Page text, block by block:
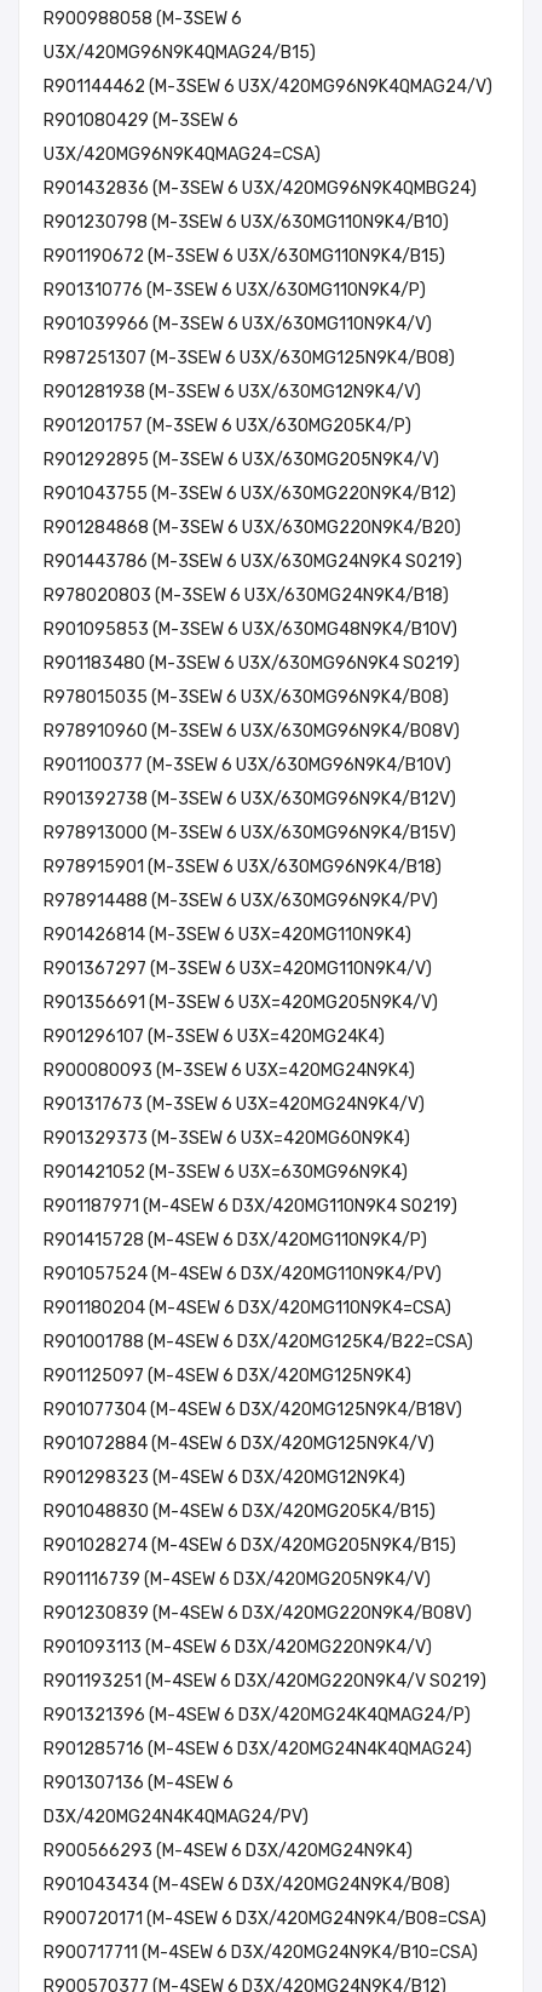
R900988058 (M-3SEW 6
U3X/420MG96N9K4QMAG24/B15)
R901144462 (M-3SEW 6 U3X/420MG96N9K4QMAG24/V)
R901080429 (M-3SEW 6
U3X/420MG96N9K4QMAG24=CSA)
R901432836 (M-3SEW 6 U3X/420MG96N9K4QMBG24)
R901230798 (M-3SEW 6 U3X/630MG110N9K4/B10)
R901190672 (M-3SEW 6 U3X/630MG110N9K4/B15)
R901310776 (M-3SEW 6 U3X/630MG110N9K4/P)
R901039966 (M-3SEW 6 U3X/630MG110N9K4/V)
R987251307 (M-3SEW 6 U3X/630MG125N9K4/B08)
R901281938 (M-3SEW 6 U3X/630MG12N9K4/V)
R901201757 (M-3SEW 6 U3X/630MG205K4/P)
R901292895 (M-3SEW 6 U3X/630MG205N9K4/V)
R901043755 (M-3SEW 6 U3X/630MG220N9K4/B12)
R901284868 (M-3SEW 6 U3X/630MG220N9K4/B20)
R901443786 (M-3SEW 6 U3X/630MG24N9K4 SO219)
R978020803 (M-3SEW 6 U3X/630MG24N9K4/B18)
R901095853 (M-3SEW 6 U3X/630MG48N9K4/B10V)
R901183480 (M-3SEW 6 U3X/630MG96N9K4 SO219)
R978015035 (M-3SEW 6 U3X/630MG96N9K4/B08)
R978910960 (M-3SEW 6 U3X/630MG96N9K4/B08V)
R901100377 (M-3SEW 6 U3X/630MG96N9K4/B10V)
R901392738 (M-3SEW 6 U3X/630MG96N9K4/B12V)
R978913000 (M-3SEW 6 U3X/630MG96N9K4/B15V)
R978915901 (M-3SEW 6 U3X/630MG96N9K4/B18)
R978914488 (M-3SEW 6 U3X/630MG96N9K4/PV)
R901426814 (M-3SEW 6 U3X=420MG110N9K4)
R901367297 (M-3SEW 6 U3X=420MG110N9K4/V)
R901356691 (M-3SEW 6 U3X=420MG205N9K4/V)
R901296107 (M-3SEW 6 U3X=420MG24K4)
R900080093 (M-3SEW 6 U3X=420MG24N9K4)
R901317673 (M-3SEW 6 U3X=420MG24N9K4/V)
R901329373 (M-3SEW 6 U3X=420MG60N9K4)
R901421052 (M-3SEW 6 U3X=630MG96N9K4)
R901187971 (M-4SEW 6 D3X/420MG110N9K4 SO219)
R901415728 (M-4SEW 6 D3X/420MG110N9K4/P)
R901057524 (M-4SEW 6 D3X/420MG110N9K4/PV)
R901180204 (M-4SEW 6 D3X/420MG110N9K4=CSA)
R901001788 (M-4SEW 6 D3X/420MG125K4/B22=CSA)
R901125097 (M-4SEW 6 D3X/420MG125N9K4)
R901077304 (M-4SEW 6 D3X/420MG125N9K4/B18V)
R901072884 (M-4SEW 6 D3X/420MG125N9K4/V)
R901298323 (M-4SEW 6 D3X/420MG12N9K4)
R901048830 (M-4SEW 6 D3X/420MG205K4/B15)
R901028274 (M-4SEW 6 D3X/420MG205N9K4/B15)
R901116739 (M-4SEW 6 D3X/420MG205N9K4/V)
R901230839 (M-4SEW 6 D3X/420MG220N9K4/B08V)
R901093113 (M-4SEW 6 D3X/420MG220N9K4/V)
R901193251 (M-4SEW 6 D3X/420MG220N9K4/V SO219)
R901321396 (M-4SEW 6 D3X/420MG24K4QMAG24/P)
R901285716 (M-4SEW 6 D3X/420MG24N4K4QMAG24)
R901307136 (M-4SEW 6
D3X/420MG24N4K4QMAG24/PV)
R900566293 (M-4SEW 6 D3X/420MG24N9K4)
R901043434 (M-4SEW 6 D3X/420MG24N9K4/B08)
R900720171 (M-4SEW 6 D3X/420MG24N9K4/B08=CSA)
R900717711 (M-4SEW 6 D3X/420MG24N9K4/B10=CSA)
R900570377 (M-4SEW 6 D3X/420MG24N9K4/B12)